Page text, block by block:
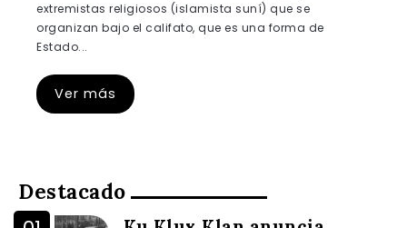
extremistas religiosos (islamista suní) que se
organizan bajo el califato, que es una forma de
Estado...
Ver más
Destacado